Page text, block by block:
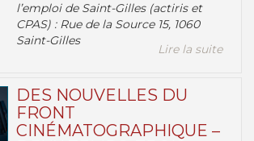
l’emploi de Saint-Gilles (actiris et
CPAS) : Rue de la Source 15, 1060
Saint-Gilles
Lire la suite
DES NOUVELLES DU
FRONT
CINÉMATOGRAPHIQUE –